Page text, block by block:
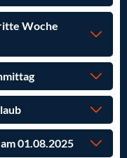
Woche
01.08.2025